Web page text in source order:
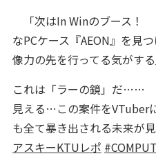
「次はIn Winのブース！
なPCケース『AEON』を見
像力の先を行ってる気がする
これは「ラーの鏡」だ……
見える…この案件をVTuber
も全て暴き出される未来が
アスキーKTUレポ